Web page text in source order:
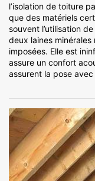
l’isolation de toiture
que des matériels
souvent l’utilisation
deux laines
imposées. Elle est
assure un confort
assurent la pose